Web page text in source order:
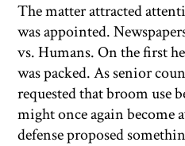
The matter attracted
was appointed.
vs. Humans. On the first
was packed. As senior
requested that broom use
might once again become
defense proposed